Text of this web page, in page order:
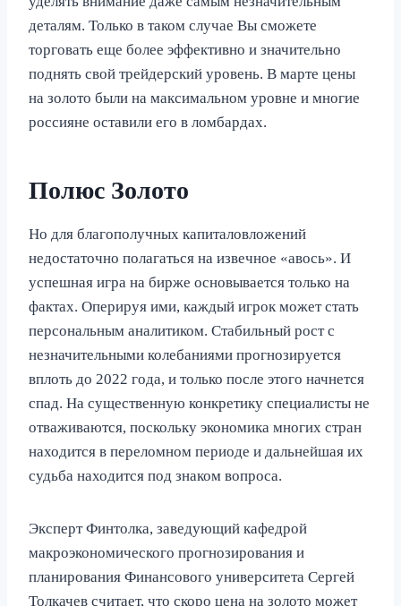
деталям. Только в таком случае Вы сможете
торговать еще более эффективно и значительно
поднять свой трейдерский уровень. В марте цены
на золото были на максимальном уровне и многие
россияне оставили его в ломбардах.
Полюс Золото
Но для благополучных капиталовложений
недостаточно полагаться на извечное «авось». И
успешная игра на бирже основывается только на
фактах. Оперируя ими, каждый игрок может стать
персональным аналитиком. Стабильный рост с
незначительными колебаниями прогнозируется
вплоть до 2022 года, и только после этого начнется
спад. На существенную конкретику специалисты не
отваживаются, поскольку экономика многих стран
находится в переломном периоде и дальнейшая их
судьба находится под знаком вопроса.
Эксперт Финтолка, заведующий кафедрой
макроэкономического прогнозирования и
планирования Финансового университета Сергей
Толкачев считает, что скоро цена на золото может